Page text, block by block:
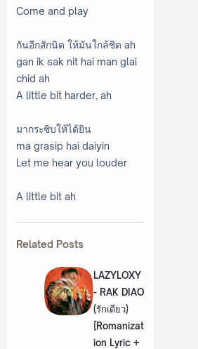
Come and play
กันอีกสักนิด ให้มันใกล้ชิด ah
gan ik sak nit hai man glai
chid ah
A little bit harder, ah
มากระซิบให้ได้ยิน
ma grasip hai daiyin
Let me hear you louder
A little bit ah
Related Posts
LAZYLOXY
- RAK DIAO
(รักเดียว)
[Romanizat
ion Lyric +